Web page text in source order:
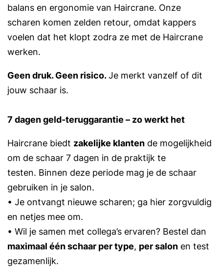
balans en ergonomie van Haircrane. Onze
scharen komen zelden retour, omdat kappers
voelen dat het klopt zodra ze met de Haircrane
werken.
Geen druk. Geen risico.Je merkt vanzelf of dit
jouw schaar is.
7 dagen geld-teruggarantie – zo werkt het
Haircrane biedt zakelijke klanten de mogelijkheid
om de schaar 7 dagen in de praktijk te
testen. Binnen deze periode mag je de schaar
gebruiken in je salon.
• Je ontvangt nieuwe scharen; ga hier zorgvuldig
en netjes mee om.
• Wil je samen met collega’s ervaren? Bestel dan
maximaal één schaar per type, per salon en test
gezamenlijk.